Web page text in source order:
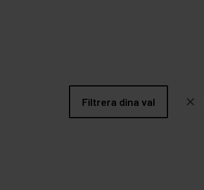
Filtrera dina val close